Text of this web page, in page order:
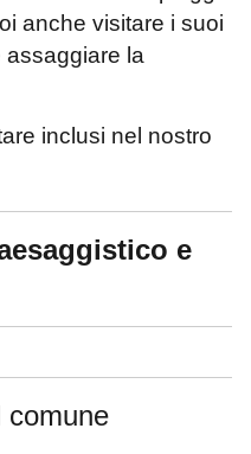
anche visitare i suoi
assaggiare la
inclusi nel nostro
e
comune